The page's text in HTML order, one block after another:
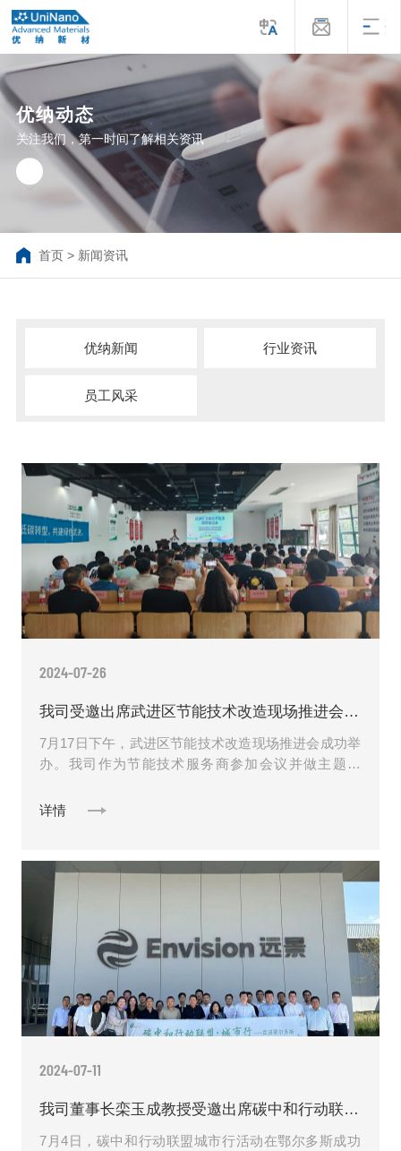
优纳动态
关注我们，第一时间了解相关资讯
首页> 新闻资讯
优纳新闻 行业资讯
员工风采
2024-07-26
我司受邀出席武进区节能技术改造现场推进会并做主题发言
7月17日下午，武进区节能技术改造现场推进会成功举
办。我司作为节能技术服务商参加会议并做主题发
长徐建峰主持会议。各......
详情
2024-07-11
我司董事长栾玉成教授受邀出席碳中和行动联盟城市行活动并做主题发言
7月4日，碳中和行动联盟城市行活动在鄂尔多斯成功